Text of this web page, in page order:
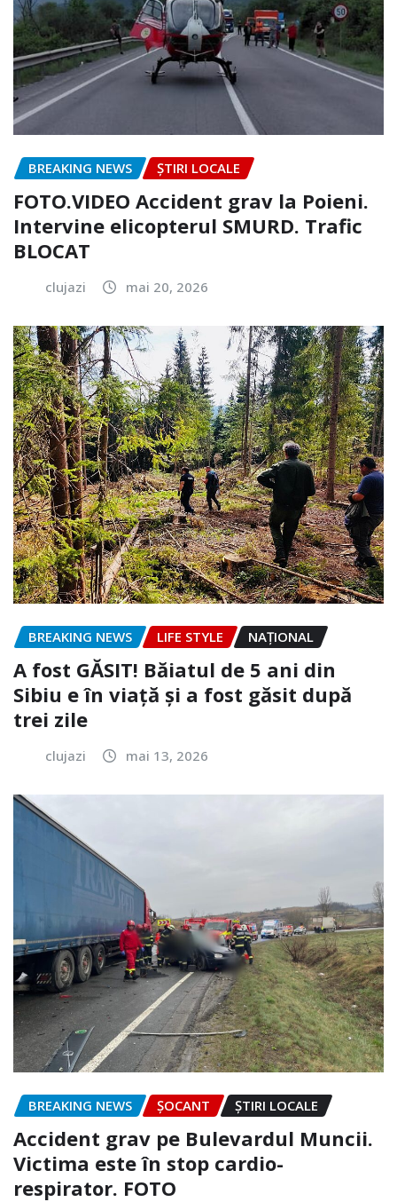
BREAKING NEWS ȘTIRI LOCALE
FOTO.VIDEO Accident grav la Poieni.
Intervine elicopterul SMURD. Trafic
BLOCAT
clujazi mai 20, 2026
BREAKING NEWS LIFE STYLE NAŢIONAL
A fost GĂSIT! Băiatul de 5 ani din
Sibiu e în viață și a fost găsit după
trei zile
clujazi mai 13, 2026
BREAKING NEWS ȘOCANT ȘTIRI LOCALE
Accident grav pe Bulevardul Muncii.
Victima este în stop cardio-
respirator. FOTO